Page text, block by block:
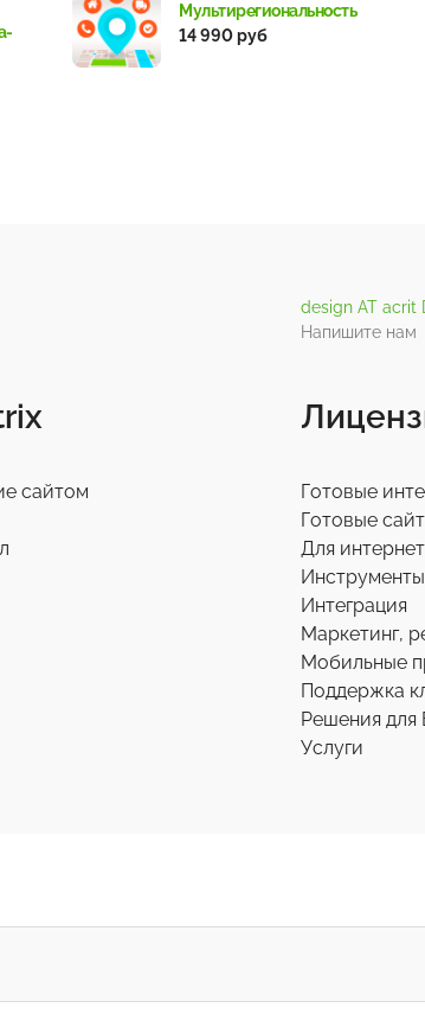
Мультирегиональность
14 990 руб
design AT acrit
Напишите нам
сайтом
Готовые
Готовые
Для
Инструменты
Интеграция
Маркетинг,
Мобильные
Поддержка
Решения для
Услуги